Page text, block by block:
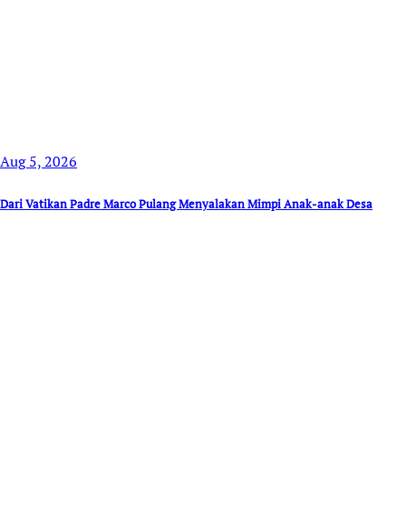
Aug 5, 2026
Dari Vatikan Padre Marco Pulang Menyalakan Mimpi Anak-anak Desa